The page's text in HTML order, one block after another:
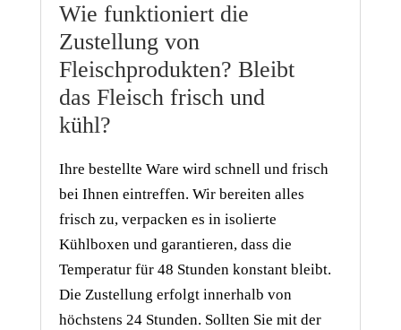
Wie funktioniert die
Zustellung von
Fleischprodukten? Bleibt
das Fleisch frisch und
kühl?
Ihre bestellte Ware wird schnell und frisch
bei Ihnen eintreffen. Wir bereiten alles
frisch zu, verpacken es in isolierte
Kühlboxen und garantieren, dass die
Temperatur für 48 Stunden konstant bleibt.
Die Zustellung erfolgt innerhalb von
höchstens 24 Stunden. Sollten Sie mit der